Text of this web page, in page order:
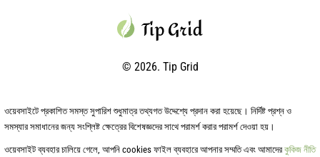
© 2026. Tip Grid
ওয়েবসাইটে প্রকাশিত সমস্ত সুপারিশ শুধুমাত্র তথ্যগত উদ্দেশ্যে প্রদান করা হয়েছে। নির্দিষ্ট প্রশ্ন ও
সমস্যার সমাধানের জন্য সংশ্লিষ্ট ক্ষেত্রের বিশেষজ্ঞদের সাথে পরামর্শ করার পরামর্শ দেওয়া হয়।
ওয়েবসাইট ব্যবহার চালিয়ে গেলে, আপনি cookies ফাইল ব্যবহারে আপনার সম্মতি এবং আমাদের কুকিজ নীতি